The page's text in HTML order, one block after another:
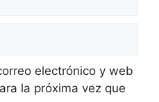
electrónico y web
la próxima vez que